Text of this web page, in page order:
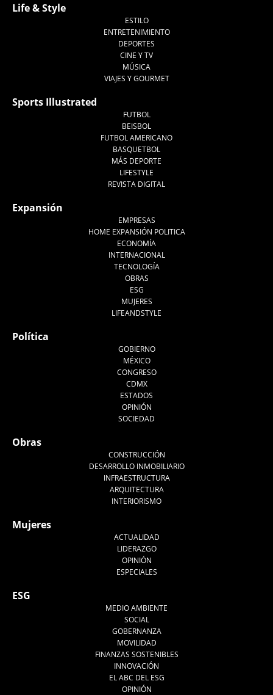
Life & Style
ESTILO
ENTRETENIMIENTO
DEPORTES
CINE Y TV
MÚSICA
VIAJES Y GOURMET
Sports Illustrated
FUTBOL
BEISBOL
FUTBOL AMERICANO
BASQUETBOL
MÁS DEPORTE
LIFESTYLE
REVISTA DIGITAL
Expansión
EMPRESAS
HOME EXPANSIÓN POLITICA
ECONOMÍA
INTERNACIONAL
TECNOLOGÍA
OBRAS
ESG
MUJERES
LIFEANDSTYLE
Política
GOBIERNO
MÉXICO
CONGRESO
CDMX
ESTADOS
OPINIÓN
SOCIEDAD
Obras
CONSTRUCCIÓN
DESARROLLO INMOBILIARIO
INFRAESTRUCTURA
ARQUITECTURA
INTERIORISMO
Mujeres
ACTUALIDAD
LIDERAZGO
OPINIÓN
ESPECIALES
ESG
MEDIO AMBIENTE
SOCIAL
GOBERNANZA
MOVILIDAD
FINANZAS SOSTENIBLES
INNOVACIÓN
EL ABC DEL ESG
OPINIÓN